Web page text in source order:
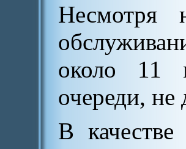
Несмотря
около 11
очереди,
В